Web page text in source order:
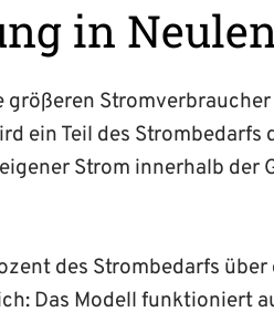
in
ein Teil des Strom­bedarfs
Strom innerhalb der
des Strombedarfs
Das Modell funktioniert